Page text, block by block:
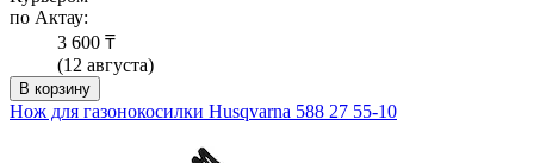
по Актау:
3 600 ₸
(12 августа)
В корзину
Нож для газонокосилки Husqvarna 588 27 55-10